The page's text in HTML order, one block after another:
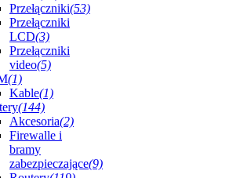
Przełączniki(53)
Przełączniki
LCD(3)
Przełączniki
video(5)
(1)
Kable(1)
(144)
Akcesoria(2)
Firewalle i
bramy
zabezpieczające(9)